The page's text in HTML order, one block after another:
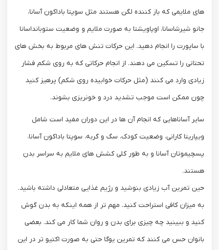
های ملایمی که باز کننده لگن هستند مثل سوپتا باداکون آسانا،
جانو شیرشاسانا، اوپاویشتا به صورت ملایم و وضعیت ستوبانداسانا
با ساپورت را انجام دهید. این حرکات تنش های مربوط به بخش های
تحتانی را تسکین می دهند. از انجام حرکاتی که به روی شکم فشار
زیادی وارد می کنند (مثل حرکات خوابیده روی شکم) پرهیز کنید
چون ممکن است موجب تشدید درد و خونریزی بشوند.
سایر آساناهایی که انجام آن ها در این دوران مفید است شامل
ویپاریتا کارانی، وضعیت کودک، سگ و گربه، سوپتا باداکون آسانا،
پسچیموتان آسانا و به طور کلی کشش های ملایم به سراسر بدن
هستند.
حین تمرین آب زیادی بنوشید و رژیم غذایی متعادلی داشته باشید.
به میزان کافی استراحت کنید. مهم تر از همه اینکه به بدن گوش
کنید و ببینید چه چیزی برای بدن و روان شما کار می کند. بعضی
بانوان حس می کنند که تمرین یوگا حتی به صورت اکتیو تر در این